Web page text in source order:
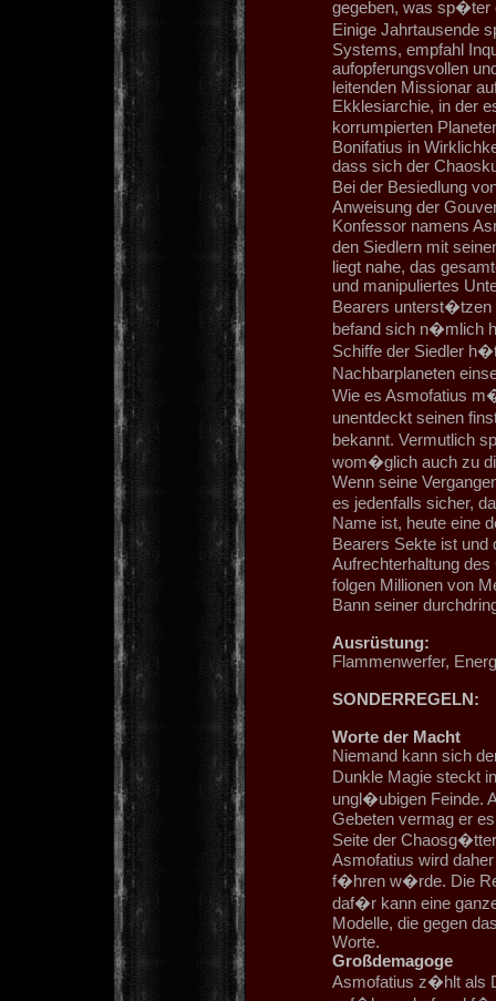
gegeben, was sp�ter
Einige Jahrtausende
Systems, empfahl
aufopferungsvollen
leitenden Missionar
Ekklesiarchie, in der
korrumpierten
Bonifatius in
dass sich der
Bei der Besiedlung
Anweisung der
Konfessor namens
den Siedlern mit
liegt nahe, das
und manipuliertes
Bearers unterst�tzen
befand sich n�mlich
Schiffe der Siedler
Nachbarplaneten
Wie es Asmofatius
unentdeckt seinen
bekannt. Vermutlich
wom�glich auch zu
Wenn seine
es jedenfalls sicher,
Name ist, heute eine
Bearers Sekte ist
Aufrechterhaltung
folgen Millionen von
Bann seiner
Ausrüstung:
Flammenwerfer,
SONDERREGELN:
Worte der Macht
Niemand kann sich
Dunkle Magie steckt
ungl�ubigen Feinde.
Gebeten vermag er
Seite der
Asmofatius wird
f�hren w�rde. Die
daf�r kann eine
Modelle, die gegen
Worte.
Großdemagoge
Asmofatius z�hlt als